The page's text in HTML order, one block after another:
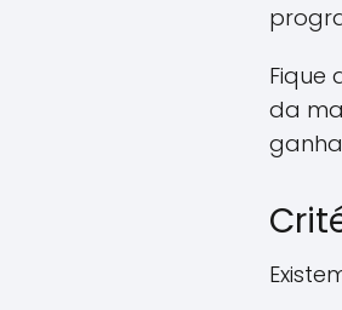
Fique
da